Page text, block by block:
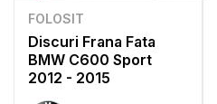
FOLOSIT
Discuri Frana Fata
BMW C600 Sport
2012 - 2015